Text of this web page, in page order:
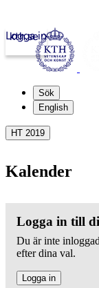
kth.se
Logga in
Sök
English
HT 2019
Kalender
Logga in till
Du är inte
efter dina val.
Logga in